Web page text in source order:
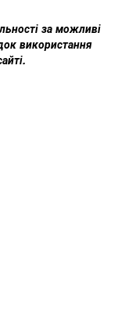
за можливі
використання